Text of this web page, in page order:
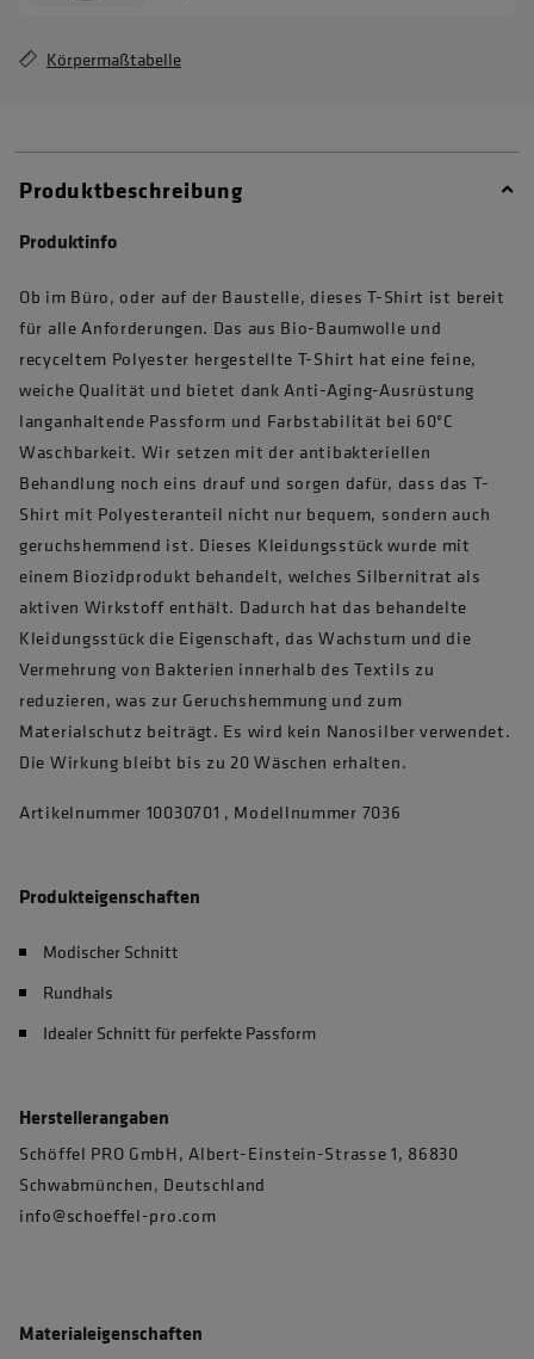
Körpermaßtabelle
Produktbeschreibung
Produktinfo
Ob im Büro, oder auf der Baustelle, dieses T-Shirt ist bereit
für alle Anforderungen. Das aus Bio-Baumwolle und
recyceltem Polyester hergestellte T-Shirt hat eine feine,
weiche Qualität und bietet dank Anti-Aging-Ausrüstung
langanhaltende Passform und Farbstabilität bei 60°C
Waschbarkeit. Wir setzen mit der antibakteriellen
Behandlung noch eins drauf und sorgen dafür, dass das T-
Shirt mit Polyesteranteil nicht nur bequem, sondern auch
geruchshemmend ist. Dieses Kleidungsstück wurde mit
einem Biozidprodukt behandelt, welches Silbernitrat als
aktiven Wirkstoff enthält. Dadurch hat das behandelte
Kleidungsstück die Eigenschaft, das Wachstum und die
Vermehrung von Bakterien innerhalb des Textils zu
reduzieren, was zur Geruchshemmung und zum
Materialschutz beiträgt. Es wird kein Nanosilber verwendet.
Die Wirkung bleibt bis zu 20 Wäschen erhalten.
Artikelnummer 10030701 , Modellnummer 7036
Produkteigenschaften
Modischer Schnitt
Rundhals
Idealer Schnitt für perfekte Passform
Herstellerangaben
Schöffel PRO GmbH, Albert-Einstein-Strasse 1, 86830
Schwabmünchen, Deutschland
info@schoeffel-pro.com
Materialeigenschaften